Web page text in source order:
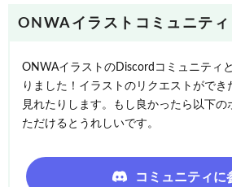
ONWAイラストコミュニティ
ONWAイラストのDiscordコミュニティ
りました！イラストのリクエストがで
見れたりします。もし良かったら以下
ただけるとうれしいです。
コミュニティに